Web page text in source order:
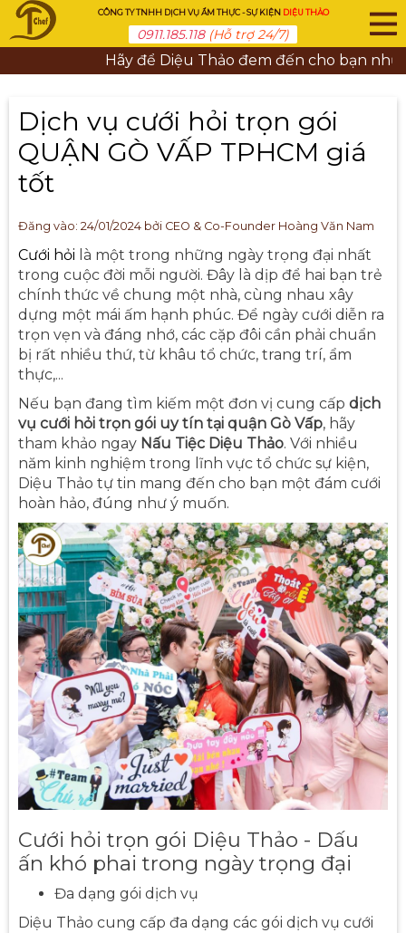
CÔNG TY TNHH DỊCH VỤ ẨM THỰC - SỰ KIỆN DIỆU THẢO
0911.185.118 (Hỗ trợ 24/7)
Hãy để Diệu Thảo đem đến cho bạn
Dịch vụ cưới hỏi trọn gói
QUẬN GÒ VẤP TPHCM giá
tốt
Đăng vào: 24/01/2024 bởi CEO & Co-Founder Hoàng Văn Nam
Cưới hỏi là một trong những ngày trọng đại nhất
trong cuộc đời mỗi người. Đây là dịp để hai bạn trẻ
chính thức về chung một nhà, cùng nhau xây
dựng một mái ấm hạnh phúc. Để ngày cưới diễn ra
trọn vẹn và đáng nhớ, các cặp đôi cần phải chuẩn
bị rất nhiều thứ, từ khâu tổ chức, trang trí, ẩm
thực,...
Nếu bạn đang tìm kiếm một đơn vị cung cấp dịch
vụ cưới hỏi trọn gói uy tín tại quận Gò Vấp, hãy
tham khảo ngay Nấu Tiệc Diệu Thảo. Với nhiều
năm kinh nghiệm trong lĩnh vực tổ chức sự kiện,
Diệu Thảo tự tin mang đến cho bạn một đám cưới
hoàn hảo, đúng như ý muốn.
Cưới hỏi trọn gói Diệu Thảo - Dấu
ấn khó phai trong ngày trọng đại
Đa dạng gói dịch vụ
Diệu Thảo cung cấp đa dạng các gói dịch vụ cưới